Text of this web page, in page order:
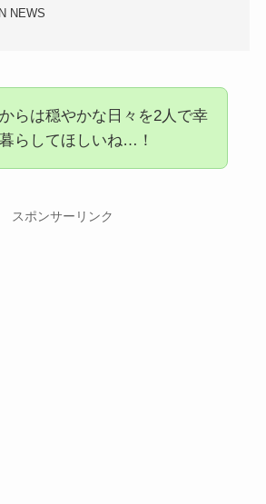
NEWS
らは穏やかな日々を2人で幸
らしてほしいね…！
スポンサーリンク